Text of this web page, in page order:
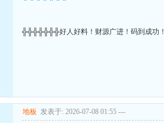
╬╬╬╬╬╬╬好人好料！财源广进！码到成功
地板 发表于: 2026-07-08 01:55 ---